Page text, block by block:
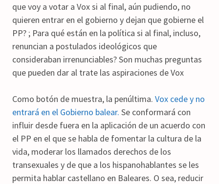
que voy a votar a Vox si al final, aún pudiendo, no
quieren entrar en el gobierno y dejan que gobierne el
PP? ; Para qué están en la política si al final, incluso,
renuncian a postulados ideológicos que
consideraban irrenunciables? Son muchas preguntas
que pueden dar al trate las aspiraciones de Vox
Como botón de muestra, la penúltima. Vox cede y no
entrará en el Gobierno balear. Se conformará con
influir desde fuera en la aplicación de un acuerdo con
el PP en el que se habla de fomentar la cultura de la
vida, moderar los llamados derechos de los
transexuales y de que a los hispanohablantes se les
permita hablar castellano en Baleares. O sea, reducir